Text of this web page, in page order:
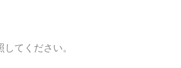
てください。